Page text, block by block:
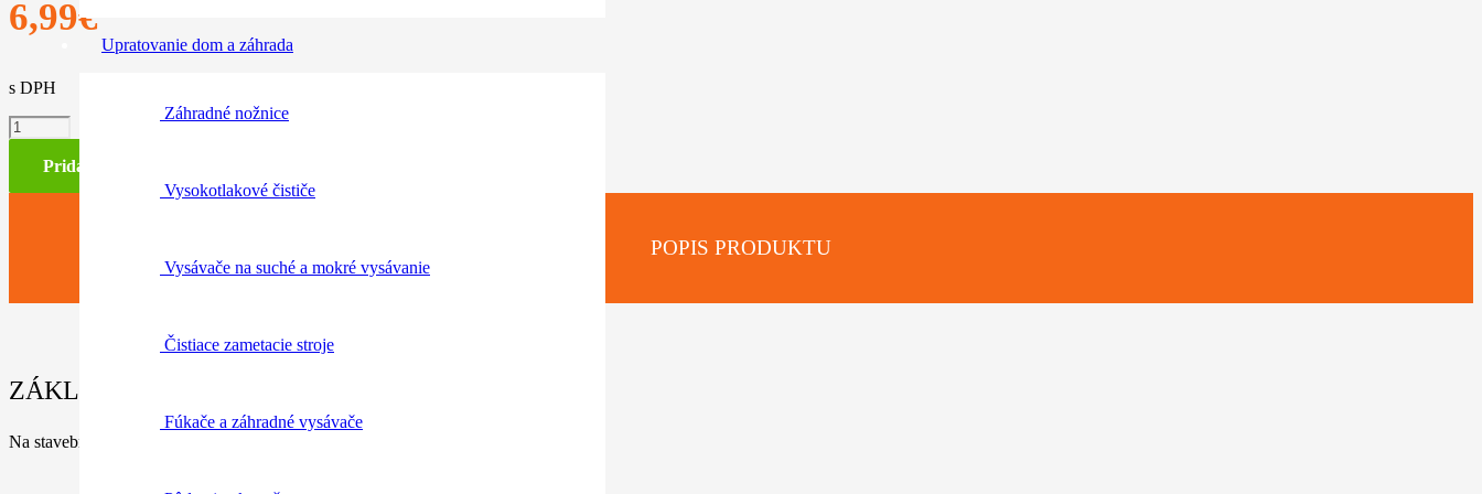
Upratovanie dom a záhrada
Záhradné nožnice
Vysokotlakové čističe
Vysávače na suché a mokré vysávanie
Čistiace zametacie stroje
Fúkače a záhradné vysávače
6,99€
s DPH
množstvo
Hubica
Pridať do košíka
POPIS PRODUKTU
ZÁKLADNÉ INFORMÁCIE / PARAMETRE:
Na stavebné sutiny, štrk a pod., šírka 175 mm, prípojka ø 50 mmb.